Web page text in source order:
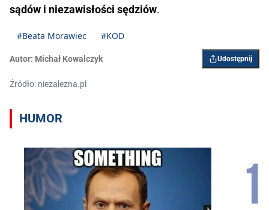
sądów i niezawisłości sędziów.
#Beata Morawiec #KOD
Autor: Michał Kowalczyk Udostępnij
Źródło: niezalezna.pl
HUMOR